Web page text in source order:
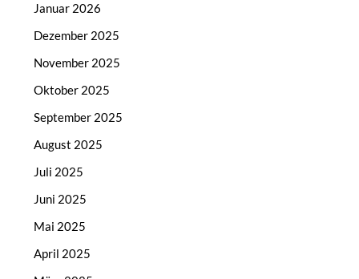
Januar 2026
Dezember 2025
November 2025
Oktober 2025
September 2025
August 2025
Juli 2025
Juni 2025
Mai 2025
April 2025